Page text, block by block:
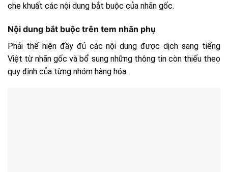
che khuất các nội dung bắt buộc của nhãn gốc.
Nội dung bắt buộc trên tem nhãn phụ
Phải thể hiện đầy đủ các nội dung được dịch sang tiếng
Việt từ nhãn gốc và bổ sung những thông tin còn thiếu theo
quy định của từng nhóm hàng hóa.